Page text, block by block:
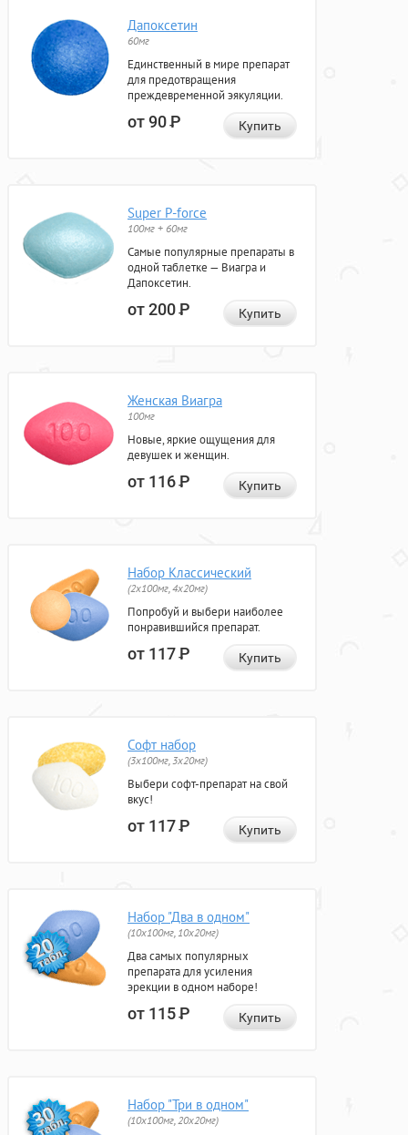
Дапоксетин
60мг
Единственный в мире препарат
для предотвращения
преждевременной эякуляции.
от 90Р Купить
Super P-force
100мг + 60мг
Самые популярные препараты в
одной таблетке — Виагра и
Дапоксетин.
от 200Р Купить
Женская Виагра
100мг
Новые, яркие ощущения для
девушек и женщин.
от 116Р Купить
Набор Классический
(2x100мг, 4x20мг)
Попробуй и выбери наиболее
понравившийся препарат.
от 117Р Купить
Софт набор
(3x100мг, 3x20мг)
Выбери софт-препарат на свой
вкус!
от 117Р Купить
Набор "Два в одном"
(10x100мг, 10x20мг)
Два самых популярных
препарата для усиления
эрекции в одном наборе!
от 115Р Купить
Набор "Три в одном"
(10x100мг, 20x20мг)